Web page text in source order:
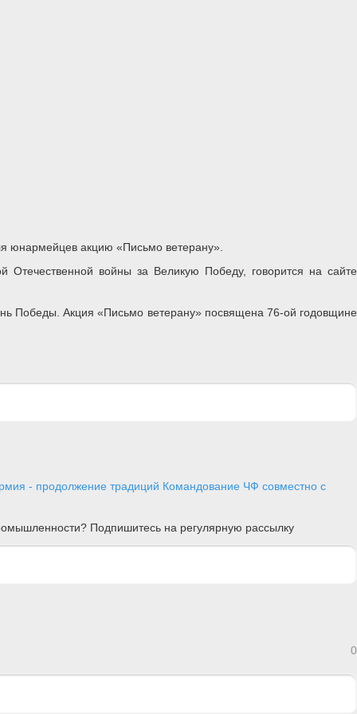
юнармейцев акцию «Письмо ветерану».
Отечественной войны за Великую Победу, говорится на сайте
Победы. Акция «Письмо ветерану» посвящена 76-ой годовщине
- продолжение традиций Командование ЧФ совместно с
Подпишитесь на регулярную рассылку
0